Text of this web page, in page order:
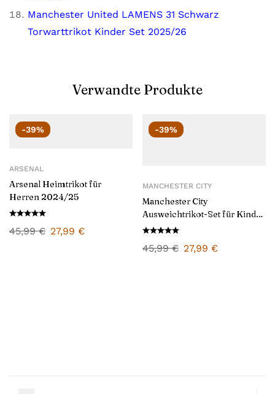
Manchester United LAMENS 31 Schwarz
Torwarttrikot Kinder Set 2025/26
Verwandte Produkte
-39%
ARSENAL
Arsenal Heimtrikot für
Herren 2024/25
45,99€ 27,99 €
-39%
MANCHESTER CITY
Manchester City
Ausweichtrikot-Set für Kinder
2024/25
45,99€ 27,99 €